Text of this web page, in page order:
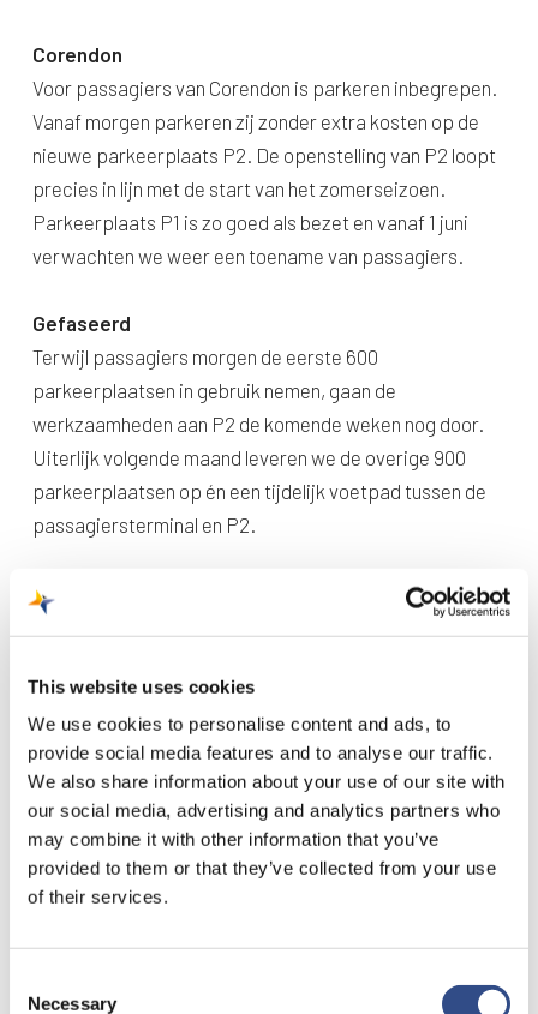
This website uses cookies
We use cookies to personalise content and ads, to
provide social media features and to analyse our traffic.
We also share information about your use of our site with
our social media, advertising and analytics partners who
may combine it with other information that you’ve
provided to them or that they’ve collected from your use
of their services.
Selection
Necessary
Corendon
Voor passagiers van Corendon is parkeren inbegrepen.
Vanaf morgen parkeren zij zonder extra kosten op de
nieuwe parkeerplaats P2. De openstelling van P2 loopt
precies in lijn met de start van het zomerseizoen.
Parkeerplaats P1 is zo goed als bezet en vanaf 1 juni
verwachten we weer een toename van passagiers.
Gefaseerd
Terwijl passagiers morgen de eerste 600
parkeerplaatsen in gebruik nemen, gaan de
werkzaamheden aan P2 de komende weken nog door.
Uiterlijk volgende maand leveren we de overige 900
parkeerplaatsen op én een tijdelijk voetpad tussen de
passagiersterminal en P2.
Shuttlebus
Voorlopig rijdt er een shuttlebus 3 uur voorafgaand en 1,5
passagiers veilig van en naar de luchthaven te brengen.
Deze shuttlebus vervalt zodra het tijdelijke voetpad is
gerealiseerd. Begin 2026 starten we met de
herinrichting van de Vliegveldweg om de
verkeersveiligheid rond de luchthaven te verbeteren.